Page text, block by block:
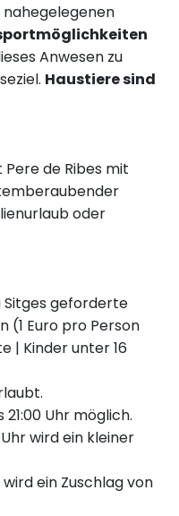
nahegelegenen
Anwesen zu
Haustiere sind
Pere de Ribes mit
oder
geforderte
(1 Euro pro Person
| Kinder unter 16
Uhr möglich.
wird ein kleiner
ein Zuschlag von